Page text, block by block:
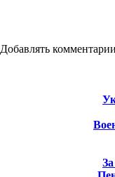
Добавлять